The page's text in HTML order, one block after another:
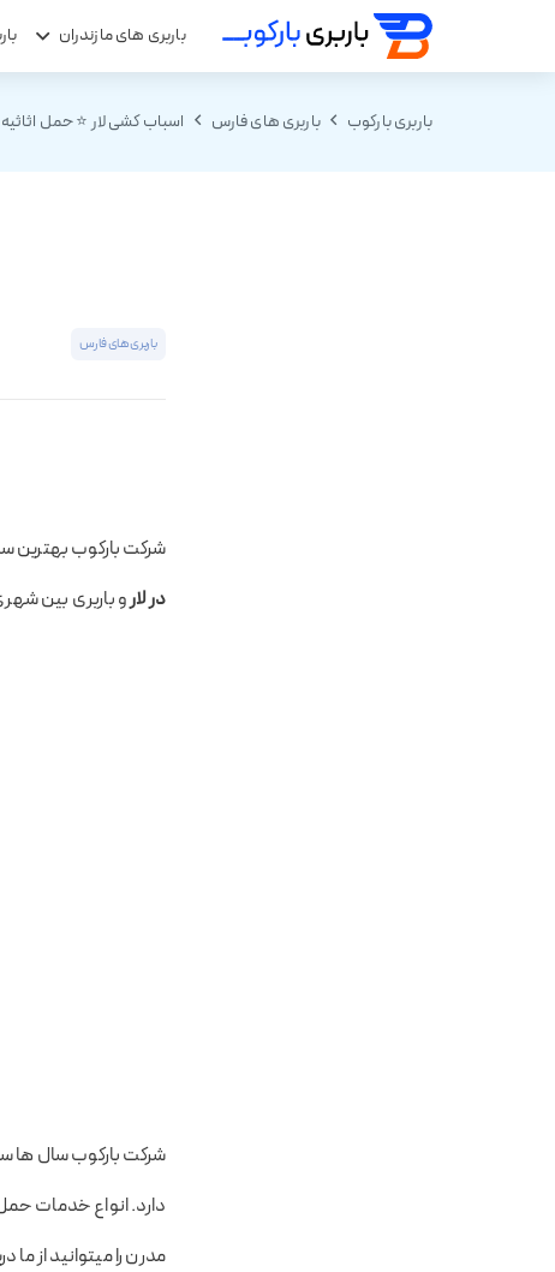
باربری های مازندران
باربری بارکوب باربری های فارس اسباب کشی لار ⭐ حمل اثاثیه
باربری های فارس
شرکت بارکوب
در لارو باربری بین
شرکت بارکوب سال ها
دارد. انواع خدمات
مدرن را میتوانید از